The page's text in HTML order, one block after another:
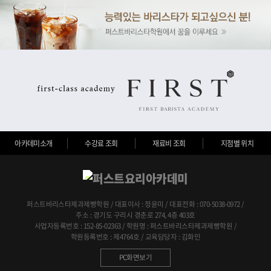
아카데미소개 수강료 조회 재료비 조회 지점별 위치
퍼스트바리스타제과제빵학원 / 대표이사 : 정윤미 / 대표전화 : 070-5038-0972 /
주소 : 경기도 구리시 경춘로 274, 4층 403호
사업자등록번호 : 152-85-02363 / 학원명 : 퍼스트바리스타제과제빵학원 /
학원등록번호 : 제4764호 / 교육담당자 : 김화인
PC화면보기